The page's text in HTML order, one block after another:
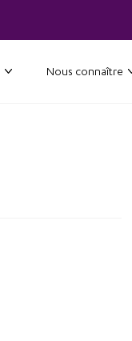
Nous connaître